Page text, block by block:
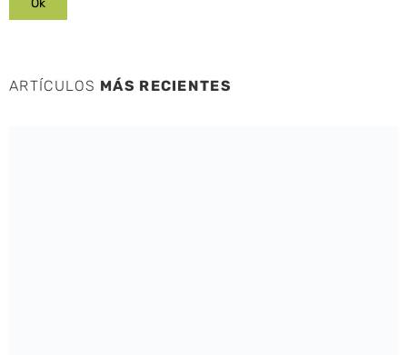
ARTÍCULOS MÁS RECIENTES